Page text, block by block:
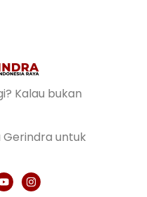
Kalau bukan
untuk